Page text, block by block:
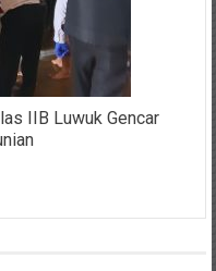
IIB Luwuk Gencar